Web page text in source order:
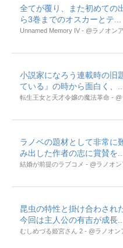
全てが覆り、また初めての
ら3巻までのオスカーとテ...
Unnamed Memory IV - @ラノオン
小説家になろう連載時の旧
ている』の時から面白く、...
転生王女と天才令嬢の魔法革命 -
ラノベの題材として非常に
み出した作者の志に賞賛を...
結婚が前提のラブコメ - @ラノオ
昆虫の特性と掛け合わされ
今回は主人公の有吉が成長...
むしめづる姫宮さん 2 - @ラノオン